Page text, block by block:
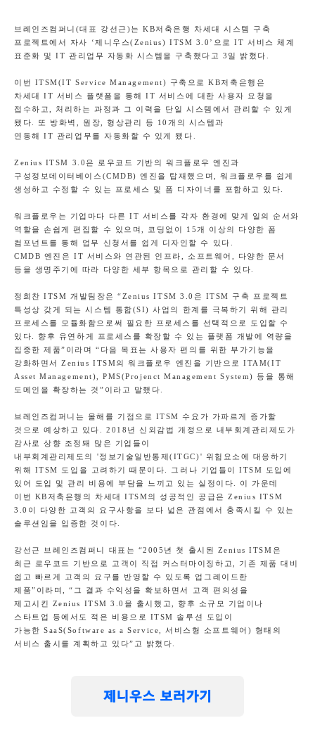
브레인즈컴퍼니 (대표 강선근 )는KB저축은행 차세대 시스템 구축
프로젝트에서 자사
‘제니우스(Zenius) ITSM 3.0’ 으로 IT 서비스 체계
표준화 및 IT 관리업무 자동화 시스템을 구축했다고 3 일 밝혔다
이번 ITSM(IT Service Management) 구축으로KB저축은행은
차세대
IT 서비스 플랫폼을 통해 IT 서비스에 대한 사용자 요청을
접수하고
처리하는 과정과 그 이력을 단일 시스템에서 관리할 수 있게
됐다
또 방화벽 원장 ,형상관리 등 10 개의 시스템과
연동해
IT 관리업무를 자동화할 수 있게 됐다
Zenius ITSM 3.0은 로우코드 기반의 워크플로우 엔진과
구성정보데이터베이스 (CMDB)엔진을 탑재했으며 ,워크플로우를 쉽게
생성하고 수정할 수 있는 프로세스 및 폼 디자이너를 포함하고 있다
워크플로우는 기업마다 다른 IT 서비스를 각자 환경에 맞게 일의 순서와
역할을 손쉽게 편집할 수 있으며
코딩없이 15 개 이상의 다양한 폼
컴포넌트를 통해 업무 신청서를 쉽게 디자인할 수 있다
CMDB 엔진은 IT 서비스와 연관된 인프라 소프트웨어
다양한 문서
등을 생명주기에 따라 다양한 세부 항목으로 관리할 수 있다
정희찬 ITSM 개발팀장은 “Zenius ITSM 3.0 은 ITSM 구축 프로젝트
특성상 갖게 되는 시스템 통합(SI)사업의 한계를 극복하기 위해 관리
프로세스를 모듈화함으로써 필요한 프로세스를 선택적으로 도입할 수
있다
.향후 유연하게 프로세스를 확장할 수 있는 플랫폼 개발에 역량을
집중한 제품” 이라며 “ 다음 목표는 사용자 편의를 위한 부가기능을
강화하면서
Zenius ITSM의 워크플로우 엔진을 기반으로
ITAM(IT
Asset Management), PMS(Projenct Management System) 등을 통해
도메인을 확장하는 것” 이라고 말했다
브레인즈컴퍼니는 올해를 기점으로 ITSM수요가 가파르게 증가할
것으로 예상하고 있다
. 2018 년 신외감법 개정으로 내부회계관리제도가
감사로 상향 조정돼 많은 기업들이
내부회계관리제도의
'정보기술일반통제(ITGC)' 위험요소에 대응하기
위해
ITSM 도입을 고려하기 때문이다 그러나 기업들이 ITSM
도입에
있어 도입 및 관리 비용에 부담을 느끼고 있는 실정이다
이 가운데
이번
KB 저축은행의 차세대 ITSM의 성공적인 공급은 Zenius ITSM
3.0 이 다양한 고객의 요구사항을 보다 넓은 관점에서 충족시킬 수 있는
솔루션임을 입증한 것이다
강선근 브레인즈컴퍼니 대표는 “2005 년 첫 출시된 Zenius ITSM은
최근 로우코드 기반으로 고객이 직접 커스터마이징하고
기존 제품 대비
쉽고 빠르게 고객의 요구를 반영할 수 있도록 업그레이드한
제품” 이라며 , “ 그 결과 수익성을 확보하면서 고객 편의성을
제고시킨
Zenius ITSM 3.0 을 출시했고 ,향후 소규모 기업이나
스타트업 등에서도 적은 비용으로
ITSM솔루션 도입이
가능한 SaaS(Software as a Service, 서비스형 소프트웨어 ) 형태의
서비스 출시를 계획하고 있다” 고 밝혔다